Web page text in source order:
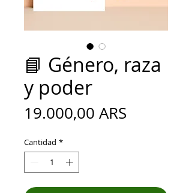
📘 Género, raza
y poder
19.000,00 ARS
Cantidad *